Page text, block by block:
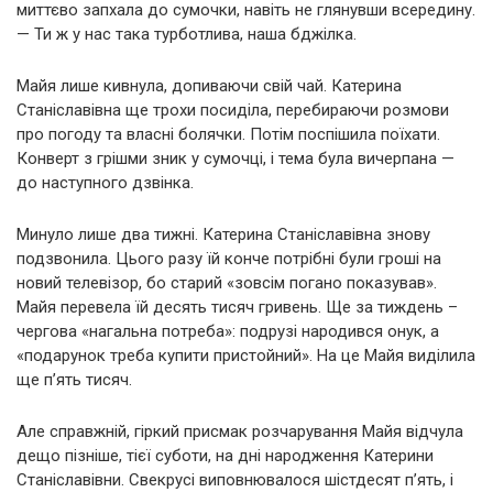
миттєво запхала до сумочки, навіть не глянувши всередину.
— Ти ж у нас така турботлива, наша бджілка.
Майя лише кивнула, допиваючи свій чай. Катерина
Станіславівна ще трохи посиділа, перебираючи розмови
про погоду та власні болячки. Потім поспішила поїхати.
Конверт з грішми зник у сумочці, і тема була вичерпана —
до наступного дзвінка.
Минуло лише два тижні. Катерина Станіславівна знову
подзвонила. Цього разу їй конче потрібні були гроші на
новий телевізор, бо старий «зовсім погано показував».
Майя перевела їй десять тисяч гривень. Ще за тиждень –
чергова «нагальна потреба»: подрузі народився онук, а
«подарунок треба купити пристойний». На це Майя виділила
ще п’ять тисяч.
Але справжній, гіркий присмак розчарування Майя відчула
дещо пізніше, тієї суботи, на дні народження Катерини
Станіславівни. Свекрусі виповнювалося шістдесят п’ять, і